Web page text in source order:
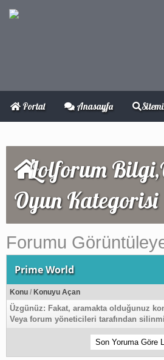
Portal Anasayfa
Lolforum
Oyun Kategorisi
Forumu
Prime World
Konu / Konuyu Açan
Üzgünüz: Fakat, aramakta olduğunuz
Veya forum yöneticileri tarafından